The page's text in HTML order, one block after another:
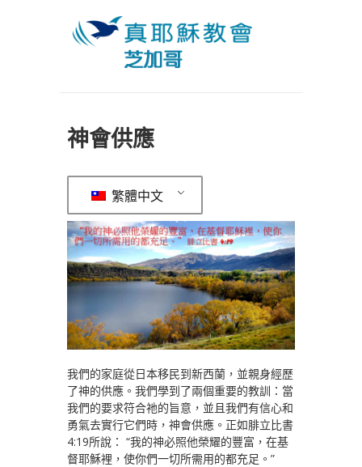
神會供應
繁體中文
我們的家庭從日本移民到新西蘭，並親身經歷
了神的供應。我們學到了兩個重要的教訓：當
我們的要求符合祂的旨意，並且我們有信心和
勇氣去實行它們時，神會供應。正如腓立比書
4:19所說： “我的神必照他榮耀的豐富，在基
督耶穌裡，使你們一切所需用的都充足。”